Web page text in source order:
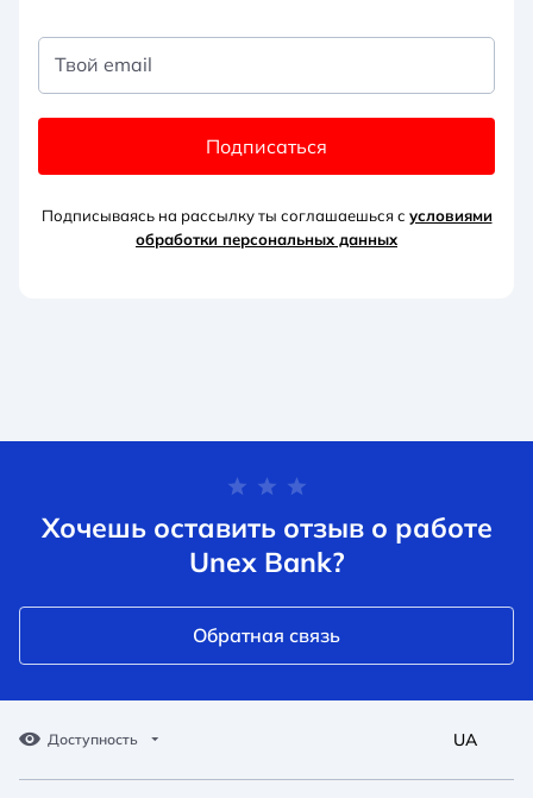
Твой email
Подписаться
Подписываясь на рассылку ты соглашаешься с условиями
обработки персональных данных
Хочешь оставить отзыв о работе
Unex Bank?
Обратная связь
Доступность UA